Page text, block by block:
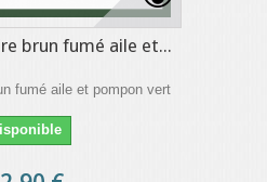
brun fumé aile et...
fumé aile et pompon vert